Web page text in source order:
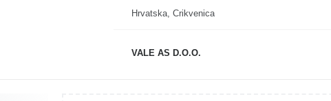
Hrvatska, Crikvenica
VALE AS D.O.O.